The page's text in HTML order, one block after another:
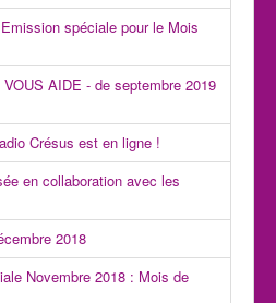
spéciale pour le Mois
AIDE - de septembre 2019
Crésus est en ligne !
en collaboration avec les
2018
Novembre 2018 : Mois de